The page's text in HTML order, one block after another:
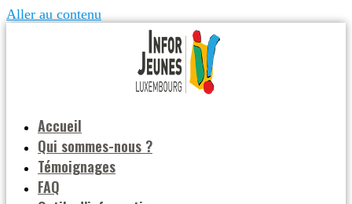
Aller au contenu
Accueil
Qui sommes-nous ?
Témoignages
FAQ